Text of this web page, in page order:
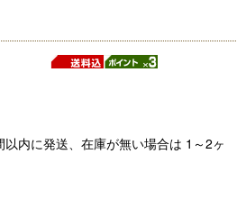
内に発送、在庫が無い場合は 1～2ヶ